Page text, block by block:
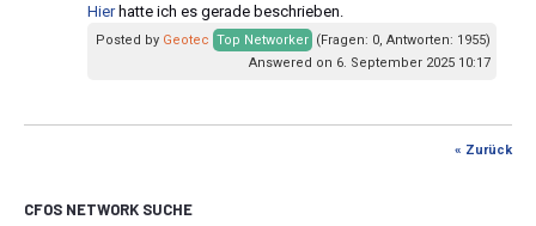
Hierhatte ich es gerade beschrieben.
Posted by Geotec Top Networker (Fragen: 0, Antworten: 1955)
Answered on 6. September 2025 10:17
« Zurück
CFOS NETWORK SUCHE